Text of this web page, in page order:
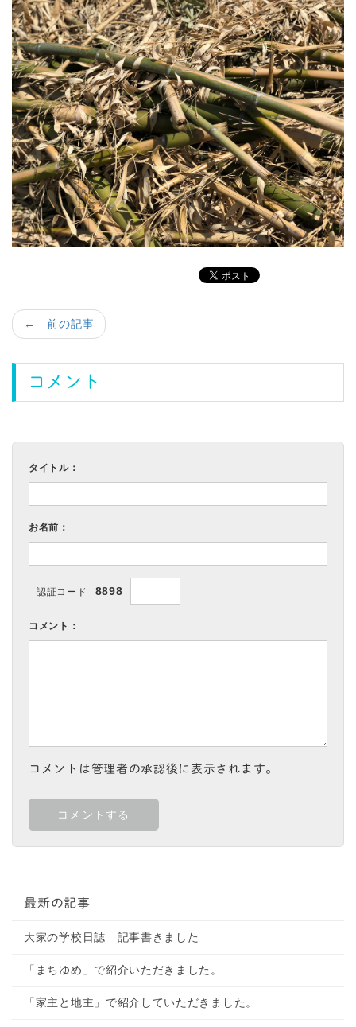
← 前の記事
コメント
タイトル：
お名前：
認証コード 8898
コメント：
コメントは管理者の承認後に表示されます。
最新の記事
大家の学校日誌 記事書きました
「まちゆめ」で紹介いただきました。
「家主と地主」で紹介していただきました。